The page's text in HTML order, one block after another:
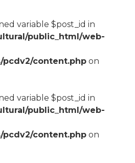
variable $post_id in
public_html/web-
content.phpon
variable $post_id in
public_html/web-
content.phpon